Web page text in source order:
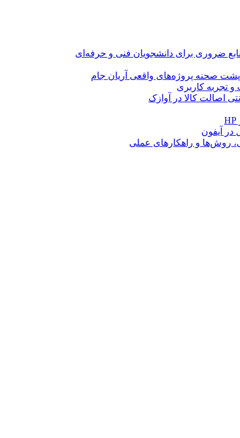
ضروری برای دانشجویان فنی و حرفه‌ای
صحنه پروژه‌های واقعی آریان جام
اصالت کالا در آوازک
روش‌ها و راهکارهای عملی